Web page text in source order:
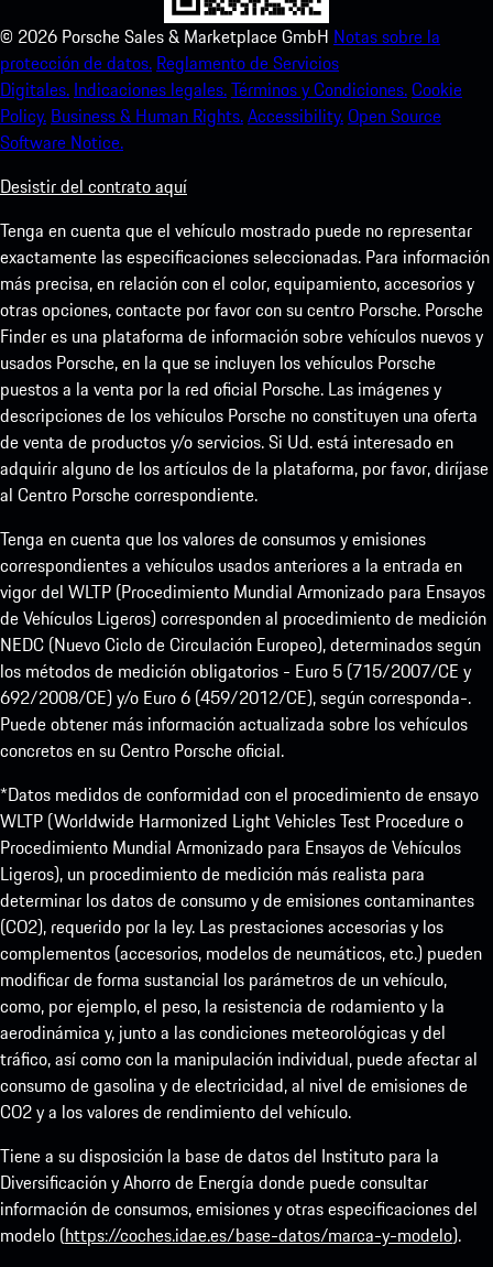
© 2026 Porsche Sales & Marketplace GmbH Notas sobre la
protección de datos. Reglamento de Servicios
Digitales. Indicaciones legales.Términos y Condiciones.Cookie
Policy. Business & Human Rights.Accessibility.Open Source
Software Notice.
Desistir del contrato aquí
Tenga en cuenta que el vehículo mostrado puede no representar
exactamente las especificaciones seleccionadas. Para información
más precisa, en relación con el color, equipamiento, accesorios y
otras opciones, contacte por favor con su centro Porsche. Porsche
Finder es una plataforma de información sobre vehículos nuevos y
usados Porsche, en la que se incluyen los vehículos Porsche
puestos a la venta por la red oficial Porsche. Las imágenes y
descripciones de los vehículos Porsche no constituyen una oferta
de venta de productos y/o servicios. Si Ud. está interesado en
adquirir alguno de los artículos de la plataforma, por favor, diríjase
al Centro Porsche correspondiente.
Tenga en cuenta que los valores de consumos y emisiones
correspondientes a vehículos usados anteriores a la entrada en
vigor del WLTP (Procedimiento Mundial Armonizado para Ensayos
de Vehículos Ligeros) corresponden al procedimiento de medición
NEDC (Nuevo Ciclo de Circulación Europeo), determinados según
los métodos de medición obligatorios - Euro 5 (715/2007/CE y
692/2008/CE) y/o Euro 6 (459/2012/CE), según corresponda-.
Puede obtener más información actualizada sobre los vehículos
concretos en su Centro Porsche oficial.
*Datos medidos de conformidad con el procedimiento de ensayo
WLTP (Worldwide Harmonized Light Vehicles Test Procedure o
Procedimiento Mundial Armonizado para Ensayos de Vehículos
Ligeros), un procedimiento de medición más realista para
determinar los datos de consumo y de emisiones contaminantes
(CO2), requerido por la ley. Las prestaciones accesorias y los
complementos (accesorios, modelos de neumáticos, etc.) pueden
modificar de forma sustancial los parámetros de un vehículo,
como, por ejemplo, el peso, la resistencia de rodamiento y la
aerodinámica y, junto a las condiciones meteorológicas y del
tráfico, así como con la manipulación individual, puede afectar al
consumo de gasolina y de electricidad, al nivel de emisiones de
CO2 y a los valores de rendimiento del vehículo.
Tiene a su disposición la base de datos del Instituto para la
Diversificación y Ahorro de Energía donde puede consultar
información de consumos, emisiones y otras especificaciones del
modelo (https://coches.idae.es/base-datos/marca-y-modelo).